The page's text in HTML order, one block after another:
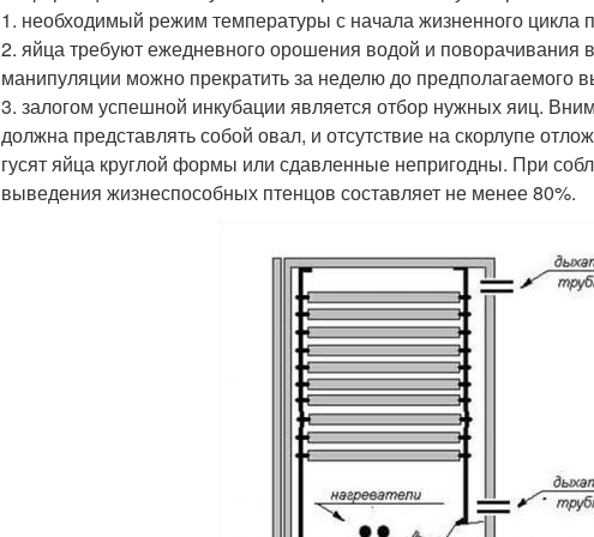
1. необходимый режим температуры с начала жизненного цикла
2. яйца требуют ежедневного орошения водой и поворачивания
манипуляции можно прекратить за неделю до предполагаемого
3. залогом успешной инкубации является отбор нужных яиц.
должна представлять собой овал, и отсутствие на скорлупе
гусят яйца круглой формы или сдавленные непригодны. При
выведения жизнеспособных птенцов составляет не менее 80%.